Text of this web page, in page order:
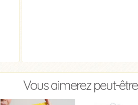
Vous aimerez peut-être